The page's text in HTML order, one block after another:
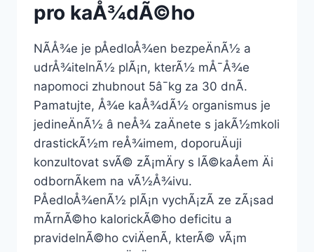
pro kaÅ¾dÃ©ho
NÃ­Å¾e je pÅedloÅ¾en bezpeÄnÃ½ a
udrÅ¾itelnÃ½ plÃ¡n, kterÃ½ mÅ¯Å¾e
napomoci zhubnout 5â¯kg za 30 dnÃ­.
Pamatujte, Å¾e kaÅ¾dÃ½ organismus je
jedineÄnÃ½ â neÅ¾ zaÄnete s jakÃ½mkoli
drastickÃ½m reÅ¾imem, doporuÄuji
konzultovat svÃ© zÃ¡mÄry s lÃ©kaÅem Äi
odbornÃ­kem na vÃ½Å¾ivu.
PÅedloÅ¾enÃ½ plÃ¡n vychÃ¡zÃ­ ze zÃ¡sad
mÃ­rnÃ©ho kalorickÃ©ho deficitu a
pravidelnÃ©ho cviÄenÃ­, kterÃ© vÃ¡m